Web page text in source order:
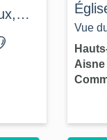
Cys-
et
Vue
Aisne